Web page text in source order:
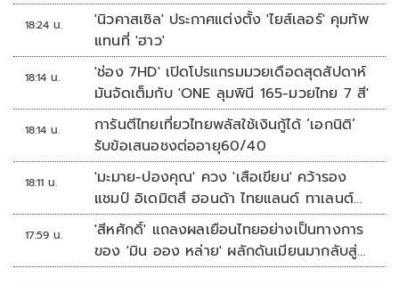
18:24 น.
'นิวคาสเซิล' ประกาศแต่งตั้ง 'ไยส์เลอร์' คุมทัพ
แทนที่ 'ฮาว'
18:14 น.
'ช่อง 7HD' เปิดโปรแกรมมวยเดือดสุดสัปดาห์
มันจัดเต็มกับ 'ONE ลุมพินี 165-มวยไทย 7 สี'
18:14 น.
การันตีไทยเที่ยวไทยพลัสใช้เงินกู้ได้ ‘เอกนิติ’
รับข้อเสนอชงต่ออายุ60/40
18:11 น.
'มะมาย-ปองคุณ' ควง 'เสือเขียน' คว้ารอง
แชมป์ อิเดมิตสึ ฮอนด้า ไทยแลนด์ ทาเลนต์
คัพ สนาม 3
17:59 น.
'สีหศักดิ์' แถลงผลเยือนไทยอย่างเป็นทางการ
ของ 'มิน ออง หล่าย' ผลักดันเมียนมากลับสู่
อาเซียน